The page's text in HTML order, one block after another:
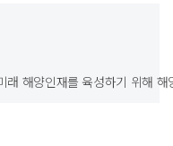
래 해양인재를 육성하기 위해